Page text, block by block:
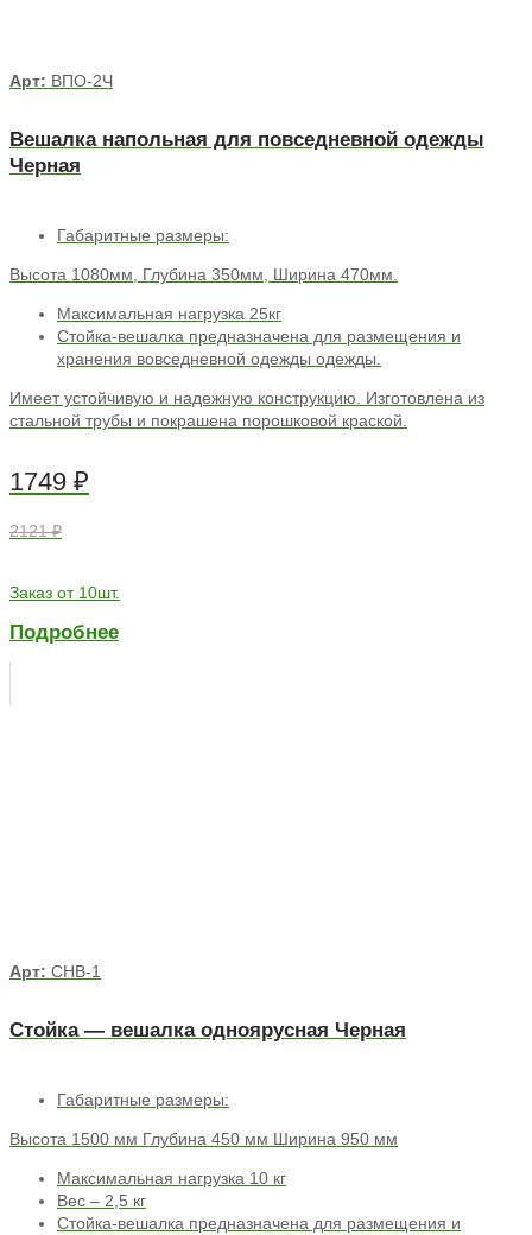
Арт: ВПО-2Ч
Вешалка напольная для повседневной одежды
Черная
Габаритные размеры:
Высота 1080мм, Глубина 350мм, Ширина 470мм.
Максимальная нагрузка 25кг
Стойка-вешалка предназначена для размещения и
хранения вовседневной одежды одежды.
Имеет устойчивую и надежную конструкцию. Изготовлена из
стальной трубы и покрашена порошковой краской.
1749 ₽
2121 ₽
Заказ от 10шт.
Подробнее
Арт: СНВ-1
Стойка — вешалка одноярусная Черная
Габаритные размеры:
Высота 1500 мм Глубина 450 мм Ширина 950 мм
Максимальная нагрузка 10 кг
Вес – 2,5 кг
Стойка-вешалка предназначена для размещения и